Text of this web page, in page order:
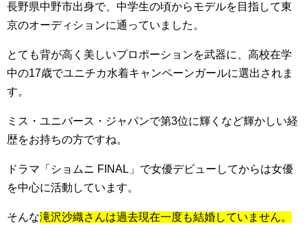
長野県中野市出身で、中学生の頃からモデルを目指して東
京のオーディションに通っていました。
とても背が高く美しいプロポーションを武器に、高校在学
中の17歳でユニチカ水着キャンペーンガールに選出されま
す。
ミス・ユニバース・ジャパンで第3位に輝くなど輝かしい経
歴をお持ちの方ですね。
ドラマ「ショムニ FINAL」で女優デビューしてからは女優
を中心に活動しています。
そんな滝沢沙織さんは過去現在一度も結婚していません。